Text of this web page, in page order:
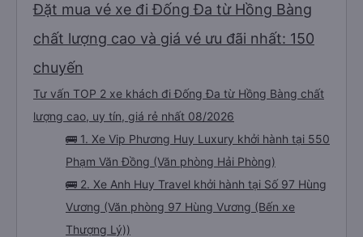
Đặt mua vé xe đi Đống Đa từ Hồng Bàng
chất lượng cao và giá vé ưu đãi nhất: 150
chuyến
Tư vấn TOP 2 xe khách đi Đống Đa từ Hồng Bàng chất
lượng cao, uy tín, giá rẻ nhất 08/2026
🚌 1. Xe Vip Phương Huy Luxury khởi hành tại 550
Phạm Văn Đồng (Văn phòng Hải Phòng)
🚌 2. Xe Anh Huy Travel khởi hành tại Số 97 Hùng
Vương (Văn phòng 97 Hùng Vương (Bến xe
Thượng Lý))